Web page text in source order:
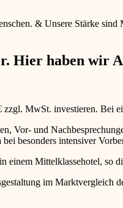
& Unsere Stärke sind
Hier haben wir
MwSt. investieren. Bei
Vor- und
besonders intensiver
einem Mittelklassehotel, so
im Marktvergleich